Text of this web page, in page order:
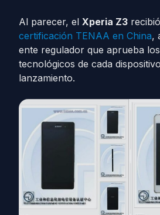
Al parecer, el Xperia Z3
certificación TENAA en China,
ente regulador que aprueba
tecnológicos de cada
lanzamiento.